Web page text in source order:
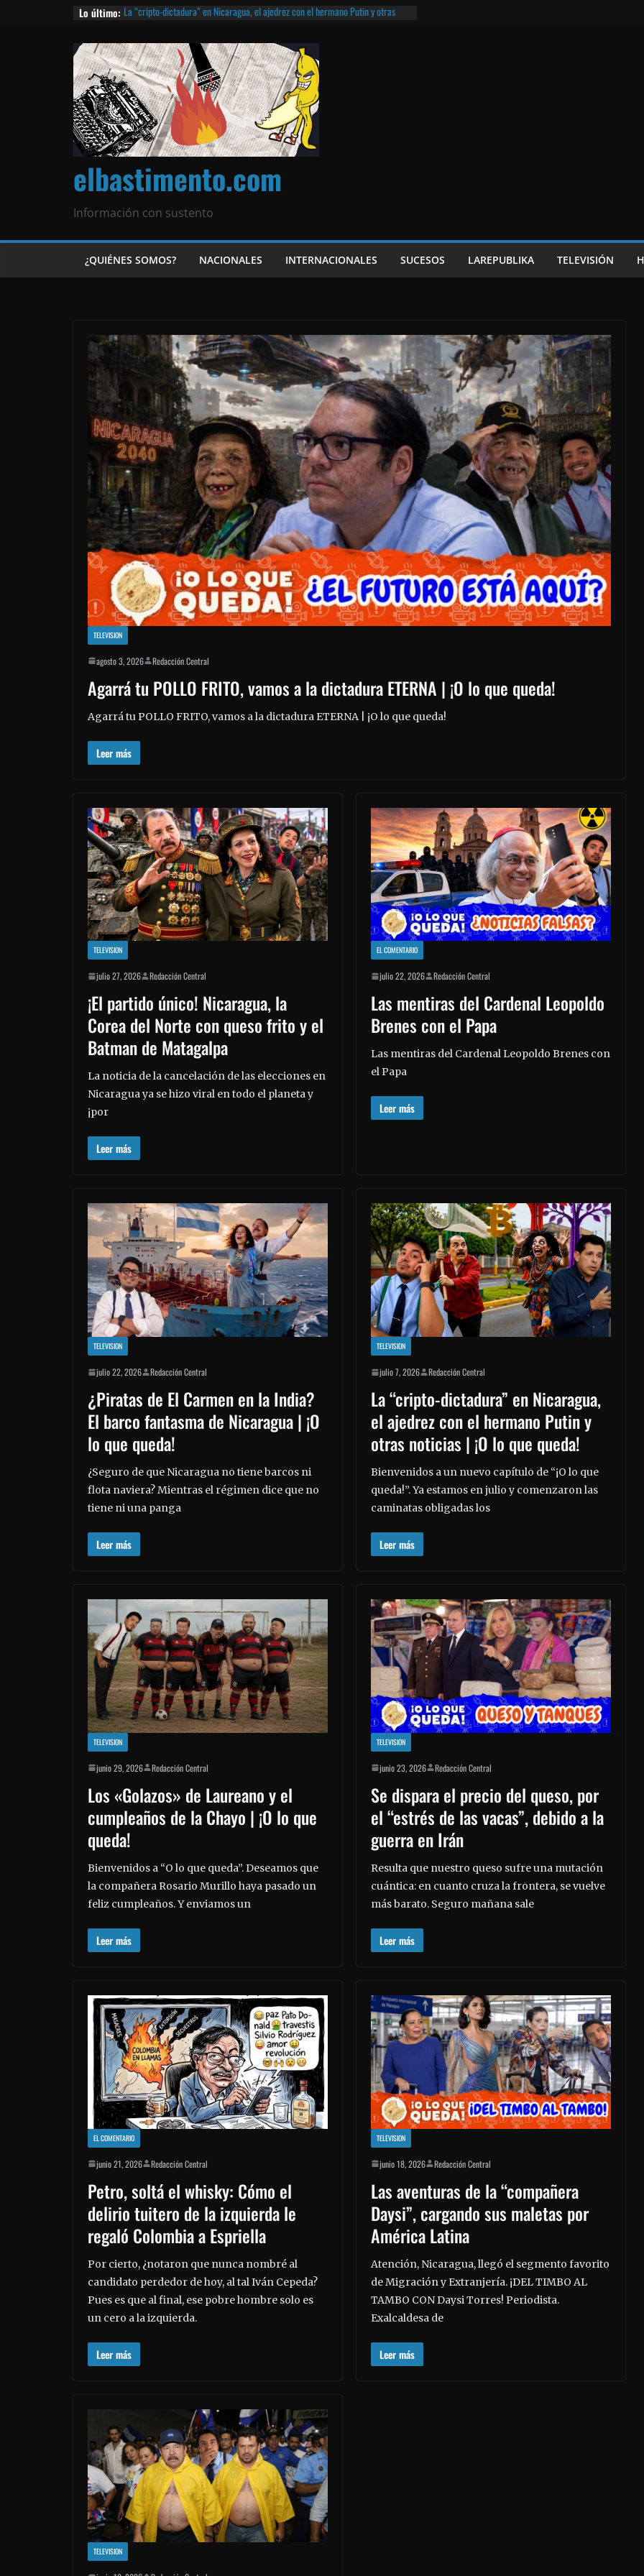
Lo último: La “cripto-dictadura” en Nicaragua, el ajedrez con el hermano Putin y otras
Agarrá tu POLLO FRITO, vamos a la dictadura ETERNA | ¡O lo que queda!
¡El partido único! Nicaragua, la Corea del Norte con queso frito y el Batman de
Matagalpa
Las mentiras del Cardenal Leopoldo Brenes con el Papa
¿Piratas de El Carmen en la India? El barco fantasma de Nicaragua | ¡O lo que
queda!
elbastimento.com
Información con sustento
¿QUIÉNES SOMOS? NACIONALES INTERNACIONALES SUCESOS LAREPUBLIKA TELEVISIÓN
TELEVISION
agosto 3, 2026 Redacción Central
Agarrá tu POLLO FRITO, vamos a la dictadura ETERNA | ¡O lo que queda!
Agarrá tu POLLO FRITO, vamos a la dictadura ETERNA | ¡O lo que queda!
Leer más
TELEVISION
julio 27, 2026 Redacción Central
¡El partido único! Nicaragua, la
Corea del Norte con queso frito y el
Batman de Matagalpa
La noticia de la cancelación de las elecciones en
Nicaragua ya se hizo viral en todo el planeta y
¡por
Leer más
EL COMENTARIO
julio 22, 2026 Redacción Central
Las mentiras del Cardenal Leopoldo
Brenes con el Papa
Las mentiras del Cardenal Leopoldo Brenes con
el Papa
Leer más
TELEVISION
julio 22, 2026 Redacción Central
¿Piratas de El Carmen en la India?
El barco fantasma de Nicaragua | ¡O
lo que queda!
¿Seguro de que Nicaragua no tiene barcos ni
flota naviera? Mientras el régimen dice que no
tiene ni una panga
Leer más
TELEVISION
julio 7, 2026 Redacción Central
La “cripto-dictadura” en Nicaragua,
el ajedrez con el hermano Putin y
otras noticias | ¡O lo que queda!
Bienvenidos a un nuevo capítulo de “¡O lo que
queda!”. Ya estamos en julio y comenzaron las
caminatas obligadas los
Leer más
TELEVISION
junio 29, 2026 Redacción Central
Los «Golazos» de Laureano y el
cumpleaños de la Chayo | ¡O lo que
queda!
Bienvenidos a “O lo que queda”. Deseamos que
la compañera Rosario Murillo haya pasado un
feliz cumpleaños. Y enviamos un
Leer más
TELEVISION
junio 23, 2026 Redacción Central
Se dispara el precio del queso, por
el “estrés de las vacas”, debido a la
guerra en Irán
Resulta que nuestro queso sufre una mutación
cuántica: en cuanto cruza la frontera, se vuelve
más barato. Seguro mañana sale
Leer más
EL COMENTARIO
junio 21, 2026 Redacción Central
Petro, soltá el whisky: Cómo el
delirio tuitero de la izquierda le
regaló Colombia a Espriella
Por cierto, ¿notaron que nunca nombré al
candidato perdedor de hoy, al tal Iván Cepeda?
Pues es que al final, ese pobre hombre solo es
un cero a la izquierda.
Leer más
TELEVISION
junio 18, 2026 Redacción Central
Las aventuras de la “compañera
Daysi”, cargando sus maletas por
América Latina
Atención, Nicaragua, llegó el segmento favorito
de Migración y Extranjería. ¡DEL TIMBO AL
TAMBO CON Daysi Torres! Periodista.
Exalcaldesa de
Leer más
TELEVISION